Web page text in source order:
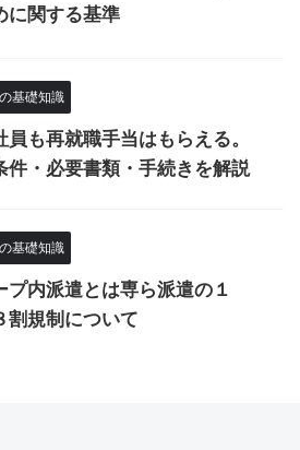
に関する基準
基礎知識
員も再就職手当はもらえる。
件・必要書類・手続きを解説
基礎知識
プ内派遣とは専ら派遣の１
割規制について